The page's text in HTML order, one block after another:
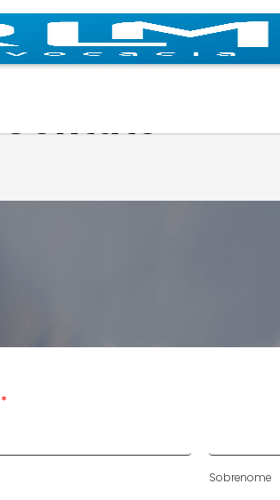
Contato
*
Sobrenome